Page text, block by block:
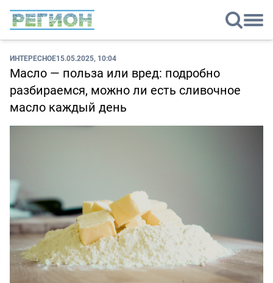
ИНТЕРЕСНОЕ15.05.2025, 10:04
Масло — польза или вред: подробно
разбираемся, можно ли есть сливочное
масло каждый день